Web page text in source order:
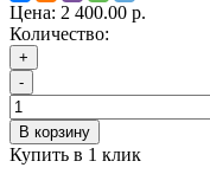
Цена: 2 400.00 р.
Количество:
+
-
В корзину
Купить в 1 клик